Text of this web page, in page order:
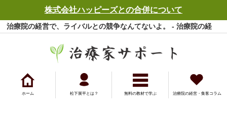
治療院の経営で、ライバルとの競争なんてないよ。 - 治療院の経
ホーム 松下展平とは？ 無料の教材で学ぶ 治療院の経営・集客コラム
株式会社ハッピーズとの合併について